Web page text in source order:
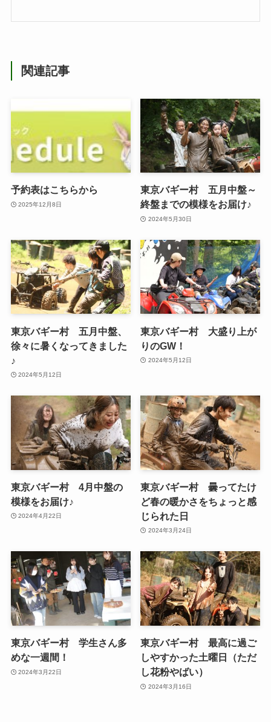
関連記事
予約表はこちらから
2025年12月8日
東京バギー村 五月中盤～
終盤までの模様をお届け♪
2024年5月30日
東京バギー村 五月中盤、
徐々に暑くなってきました
♪
2024年5月12日
東京バギー村 大盛り上が
りのGW！
2024年5月12日
東京バギー村 4月中盤の
模様をお届け♪
2024年4月22日
東京バギー村 曇ってたけ
ど春の暖かさをちょっと感
じられた日
2024年3月24日
東京バギー村 学生さん多
めな一週間！
2024年3月22日
東京バギー村 最高に過ご
しやすかった土曜日（ただ
し花粉やばい）
2024年3月16日